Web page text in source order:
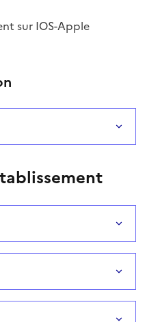
sur IOS-Apple